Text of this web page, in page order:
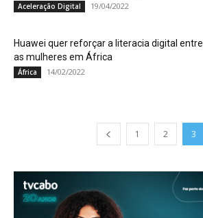
Aceleração Digital 19/04/2022
Huawei quer reforçar a literacia digital entre
as mulheres em África
África 14/02/2022
1 2 3